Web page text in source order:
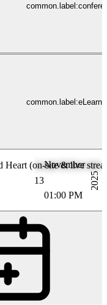
13
November
01:00 PM
2025
Heart (on-site & live